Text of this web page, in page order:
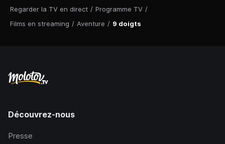
Regarder la TV en direct / Programme TV /
Films en streaming / Aventure / 9 doigts
Découvrez-nous
Presse